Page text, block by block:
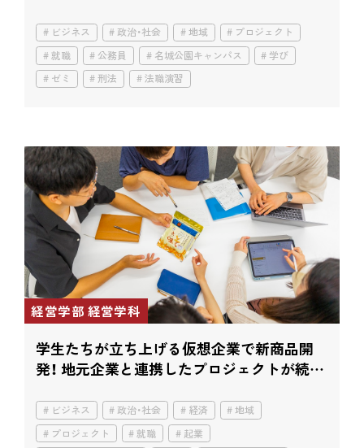
ビジネス 政治・社会 地域
プロジェクト
就職
公務員 名城公園キャンパス
学び
ゼミ
刑法 法職演習
経営学部 経営学科
学生たちが立ち上げる仮想企業で新商品開
発！ 地元企業と連携したプロジェクトが続々
ビジネス 政治・社会 経済
地域
プロジェクト
就職
起業